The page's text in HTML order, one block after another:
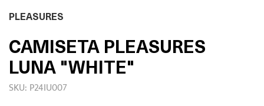
PLEASURES
CAMISETA PLEASURES
LUNA "WHITE"
SKU: P24IU007